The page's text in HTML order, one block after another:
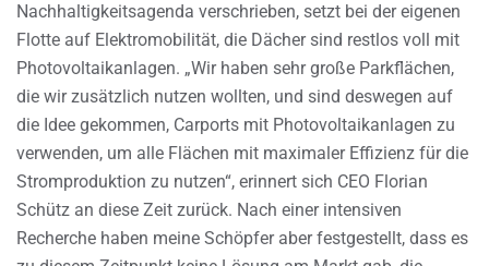
Nachhaltigkeitsagenda verschrieben, setzt bei der eigenen
Flotte auf Elektromobilität, die Dächer sind restlos voll mit
Photovoltaikanlagen. „Wir haben sehr große Parkflächen,
die wir zusätzlich nutzen wollten, und sind deswegen auf
die Idee gekommen, Carports mit Photovoltaikanlagen zu
verwenden, um alle Flächen mit maximaler Effizienz für die
Stromproduktion zu nutzen“, erinnert sich CEO Florian
Schütz an diese Zeit zurück. Nach einer intensiven
Recherche haben meine Schöpfer aber festgestellt, dass es